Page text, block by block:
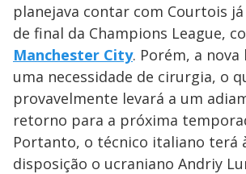
planejava contar com Courtois
de final da Champions League,
Manchester City. Porém, a nova
uma necessidade de cirurgia, o
provavelmente levará a um
retorno para a próxima
Portanto, o técnico italiano terá
disposição o ucraniano Andriy